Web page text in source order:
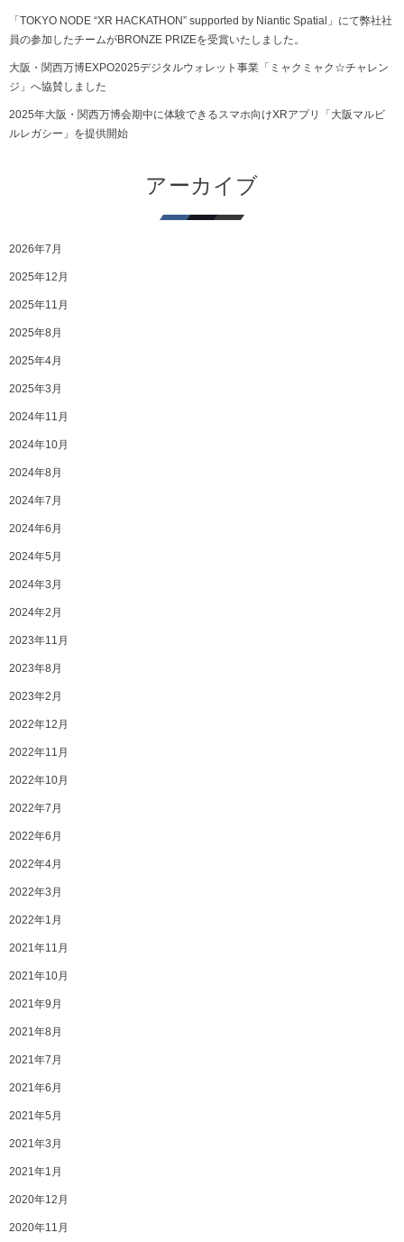
「TOKYO NODE “XR HACKATHON” supported by Niantic Spatial」にて弊社社
員の参加したチームがBRONZE PRIZEを受賞いたしました。
大阪・関西万博EXPO2025デジタルウォレット事業「ミャクミャク☆チャレン
ジ」へ協賛しました
2025年大阪・関西万博会期中に体験できるスマホ向けXRアプリ「大阪マルビ
ルレガシー」を提供開始
アーカイブ
2026年7月
2025年12月
2025年11月
2025年8月
2025年4月
2025年3月
2024年11月
2024年10月
2024年8月
2024年7月
2024年6月
2024年5月
2024年3月
2024年2月
2023年11月
2023年8月
2023年2月
2022年12月
2022年11月
2022年10月
2022年7月
2022年6月
2022年4月
2022年3月
2022年1月
2021年11月
2021年10月
2021年9月
2021年8月
2021年7月
2021年6月
2021年5月
2021年3月
2021年1月
2020年12月
2020年11月